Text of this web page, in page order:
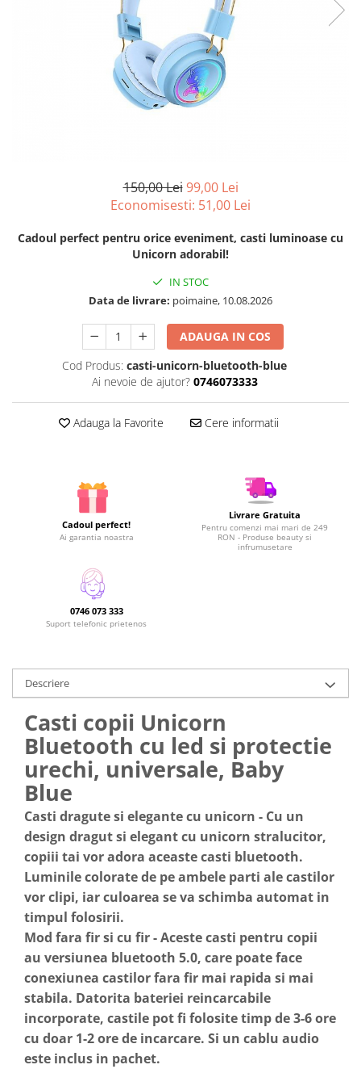
150,00 Lei 99,00 Lei
Economisesti: 51,00 Lei
Cadoul perfect pentru orice eveniment, casti luminoase cu
Unicorn adorabil!
IN STOC
Data de livrare: poimaine, 10.08.2026
ADAUGA IN COS
Cod Produs: casti-unicorn-bluetooth-blue
Ai nevoie de ajutor? 0746073333
Adauga la Favorite Cere informatii
Cadoul perfect!
Ai garantia noastra
Livrare Gratuita
Pentru comenzi mai mari de 249
RON - Produse beauty si
infrumusetare
0746 073 333
Suport telefonic prietenos
Descriere
Casti copii Unicorn
Bluetooth cu led si protectie
urechi, universale, Baby
Blue
Casti dragute si elegante cu unicorn - Cu un
design dragut si elegant cu unicorn stralucitor,
copiii tai vor adora aceaste casti bluetooth.
Luminile colorate de pe ambele parti ale castilor
vor clipi, iar culoarea se va schimba automat in
timpul folosirii.
Mod fara fir si cu fir - Aceste casti pentru copii
au versiunea bluetooth 5.0, care poate face
conexiunea castilor fara fir mai rapida si mai
stabila. Datorita bateriei reincarcabile
incorporate, castile pot fi folosite timp de 3-6 ore
cu doar 1-2 ore de incarcare. Si un cablu audio
este inclus in pachet.